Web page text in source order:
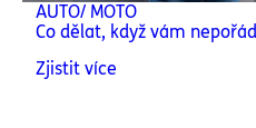
AUTO/ MOTO
Co dělat, když vám
Zjistit více